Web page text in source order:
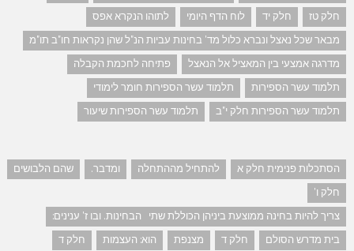
חלק טז
חלק יד לוח הדף היומי
לתוהו הנקרא אפס
מבאר שכל נאצל ונברא כלול מד' בחינות עביות הנ"ל שהן נקראות חו"ב תו"מ
מדרגה אמצעי בין המאציל אל הנאצל
פתיחה לחכמת הקבלה
תלמוד עשר הספירות
תלמוד עשר הספירות חומר לימודי
תלמוד עשר הספירות חלק י"ב
תלמוד עשר הספירות שיעור
הסתכלות פנימית חלק א להתחיל מההתחלה ומדבר.
שהם הלבושים
חלק ו'
צריך להיות בחינה ממוצעת ביניהן הכוללת שתי הבחינות. ובו ז' ענינים:
בית מדרש הסולם
חלק ד מצנפת הוא: העצמות
חלק ד